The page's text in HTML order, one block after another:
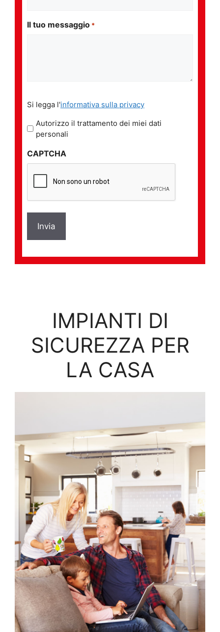
Il tuo messaggio *
legga
l'informativa
sulla
*
Si legga l'informativa sulla privacy
Autorizzo il trattamento dei miei dati
personali
CAPTCHA
IMPIANTI DI
SICUREZZA PER
LA CASA